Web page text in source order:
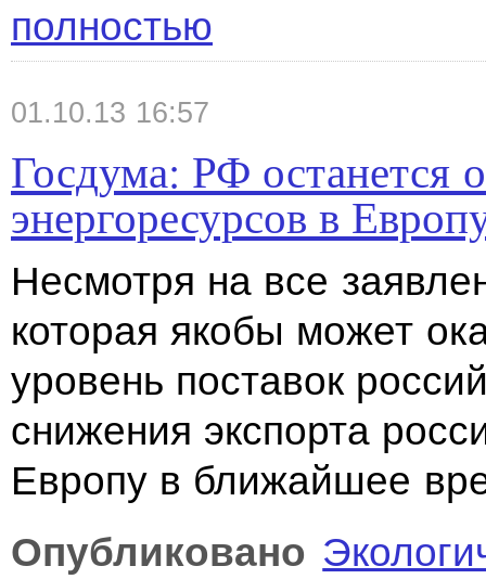
полностью
01.10.13 16:57
Госдума: РФ останется
энергоресурсов в
Несмотря на все
которая якобы может
уровень поставок
снижения экспорта
Европу в ближайшее
Опубликовано